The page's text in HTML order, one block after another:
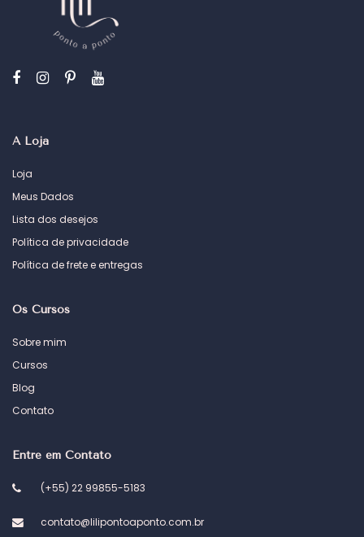
A Loja
Loja
Meus Dados
Lista dos desejos
Política de privacidade
Política de frete e entregas
Os Cursos
Sobre mim
Cursos
Blog
Contato
Entre em Contato
(+55) 22 99855-5183
contato@lilipontoaponto.com.br